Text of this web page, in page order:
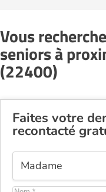
Vous
seniors à
(22400)
Faites votre
recontacté